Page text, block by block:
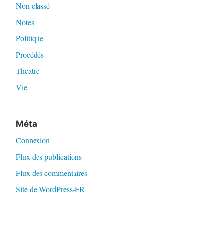
Non classé
Notes
Politique
Procédés
Théâtre
Vie
Méta
Connexion
Flux des publications
Flux des commentaires
Site de WordPress-FR